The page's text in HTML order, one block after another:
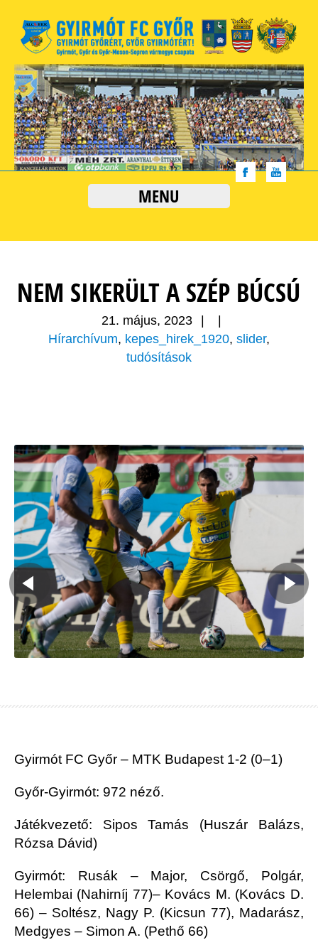
MENU
NEM SIKERÜLT A SZÉP BÚCSÚ
21. május, 2023
Hírarchívum, kepes_hirek_1920, slider,
tudósítások
Gyirmót FC Győr – MTK Budapest 1-2 (0–1)
Győr-Gyirmót: 972 néző.
Játékvezető: Sipos Tamás (Huszár Balázs,
Rózsa Dávid)
Gyirmót: Rusák – Major, Csörgő, Polgár,
Helembai (Nahirníj 77)– Kovács M. (Kovács D.
66) – Soltész, Nagy P. (Kicsun 77), Madarász,
Medgyes – Simon A. (Pethő 66)